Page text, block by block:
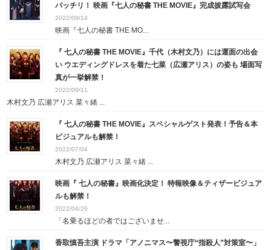
バッチリ！ 映画『七人の秘書 THE MOVIE』完成披露試写会
2022/09/14
映画『七人の秘書 THE MO...
『 七人の秘書 THE MOVIE』千代（木村文乃）には運面の出会
い ウエディングドレスを着た七菜（広瀬アリス）の姿も 場面写
真が一挙解禁！
2022/09/11
木村文乃 広瀬アリス 菜々緒 ...
『 七人の秘書 THE MOVIE』スペシャルゲスト発表！予告＆本
ビジュアルも解禁！
2022/07/04
木村文乃 広瀬アリス 菜々緒 ...
映画『 七人の秘書』映画化決定！ 特報映像＆ティザービジュア
ルも解禁！
2022/04/26
「名乗るほどの者ではございませ...
香取慎吾主演 ドラマ「アノニマス〜警視庁“指殺人”対策室〜」